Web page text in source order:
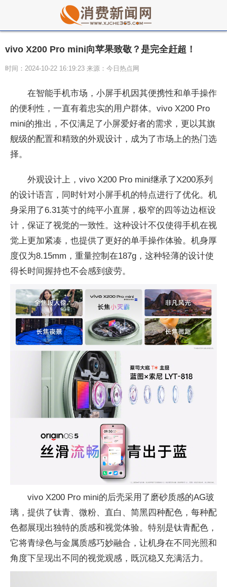
vivo X200 Pro mini向苹果致敬？是完全赶超！
时间：2024-10-22 16:19:23 来源：今日热点网
在智能手机市场，小屏手机因其便携性和单手操作
的便利性，一直有着忠实的用户群体。vivo X200 Pro
mini的推出，不仅满足了小屏爱好者的需求，更以其旗
舰级的配置和精致的外观设计，成为了市场上的热门选
择。
外观设计上，vivo X200 Pro mini继承了X200系列
的设计语言，同时针对小屏手机的特点进行了优化。机
身采用了6.31英寸的纯平小直屏，极窄的四等边边框设
计，保证了视觉的一致性。这种设计不仅使得手机在视
觉上更加紧凑，也提供了更好的单手操作体验。机身厚
度仅为8.15mm，重量控制在187g，这种轻薄的设计使
得长时间握持也不会感到疲劳。
vivo X200 Pro mini的后壳采用了磨砂质感的AG玻
璃，提供了钛青、微粉、直白、简黑四种配色，每种配
色都展现出独特的质感和视觉体验。特别是钛青配色，
它将青绿色与金属质感巧妙融合，让机身在不同光照和
角度下呈现出不同的视觉观感，既沉稳又充满活力。